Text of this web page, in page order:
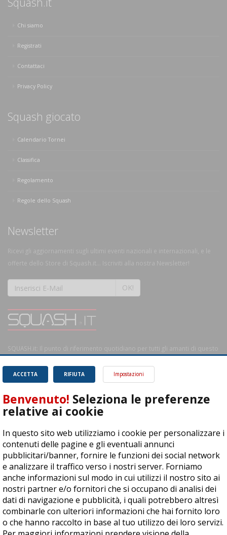
Chi siamo
Registrati
Contattaci
Privacy Policy
Squash giocato
Calendario Tornei
Classifica
Regolamento
Regole dello Squash
Newsletter
Ricevi gli aggiornamenti sugli ultimi eventi nazionali e internazionali, e le
offerte dello Store di Squash.it... Iscriviti alla nostra Newsletter!
OK!
SQUASH.it: Il punto di riferimento quotidiano per tutti gli amanti di questo
RIFIUTA
ACCETTA Impostazioni
Benvenuto! Seleziona le preferenze
relative ai cookie
In questo sito web utilizziamo i cookie per personalizzare i
contenuti delle pagine e gli eventuali annunci
pubblicitari/banner, fornire le funzioni dei social network
e analizzare il traffico verso i nostri server. Forniamo
anche informazioni sul modo in cui utilizzi il nostro sito ai
nostri partner e/o fornitori che si occupano di analisi dei
dati di navigazione e pubblicità, i quali potrebbero altresì
combinarle con ulteriori informazioni che hai fornito loro
o che hanno raccolto in base al tuo utilizzo dei loro servizi.
04278030988
© Copyright 2015 | All Rights Reserved - Powered byDynDevice
Privacy Policy Cookie Policy Accessibilità Sitemap